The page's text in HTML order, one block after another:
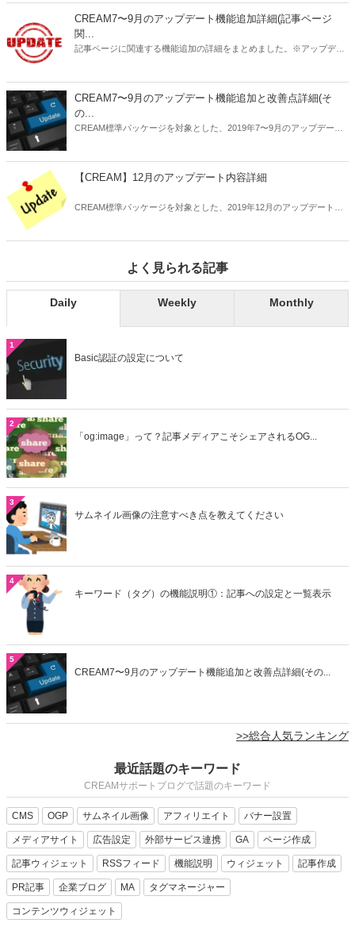
CREAM7〜9月のアップデート機能追加詳細(記事ページ
関...
記事ページに関連する機能追加の詳細をまとめました。※アップデー
CREAM7〜9月のアップデート機能追加と改善点詳細(そ
の...
CREAM標準パッケージを対象とした、2019年7〜9月のアップデート
【CREAM】12月のアップデート内容詳細
CREAM標準パッケージを対象とした、2019年12月のアップデート内
よく見られる記事
Daily Weekly Monthly
1
Basic認証の設定について
2
「og:image」って？記事メディアこそシェアされるOG...
3
サムネイル画像の注意すべき点を教えてください
4
キーワード（タグ）の機能説明①：記事への設定と一覧表示
5
CREAM7〜9月のアップデート機能追加と改善点詳細(その...
>>総合人気ランキング
最近話題のキーワード
CREAMサポートブログで話題のキーワード
CMS OGP サムネイル画像 アフィリエイト バナー設置
メディアサイト 広告設定 外部サービス連携 GA ページ作成
記事ウィジェット RSSフィード 機能説明 ウィジェット 記事作成
PR記事 企業ブログ MA タグマネージャー
コンテンツウィジェット